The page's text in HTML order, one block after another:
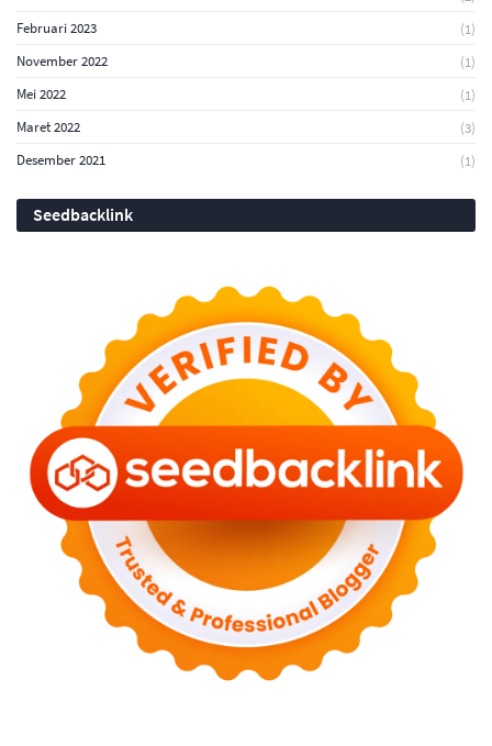
Februari 2023
(1)
November 2022
(1)
Mei 2022
(1)
Maret 2022
(3)
Desember 2021
(1)
Seedbacklink